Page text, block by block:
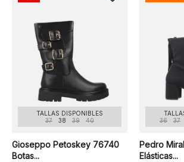
TALLAS DISPONIBLES
37
38 39 40
Gioseppo Petoskey 76740
Botas...
36
37
Pedro
Elásticas...